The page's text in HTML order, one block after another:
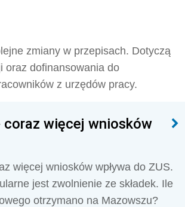
zmiany w przepisach. Dotyczą
oraz dofinansowania do
z urzędów pracy.
coraz więcej wniosków
więcej wniosków wpływa do ZUS.
jest zwolnienie ze składek. Ile
otrzymano na Mazowszu?